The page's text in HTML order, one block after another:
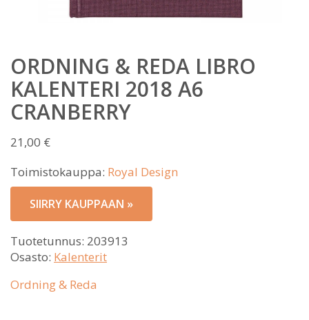
ORDNING & REDA LIBRO
KALENTERI 2018 A6
CRANBERRY
21,00 €
Toimistokauppa: Royal Design
SIIRRY KAUPPAAN »
Tuotetunnus: 203913
Osasto: Kalenterit
Ordning & Reda